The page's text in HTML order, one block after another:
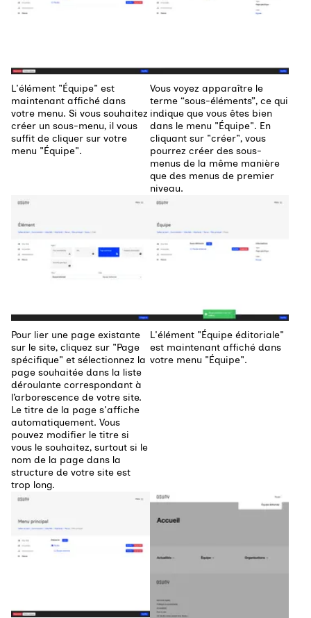
L'élément "Équipe" est
maintenant affiché dans
votre menu. Si vous souhaitez
créer un sous-menu, il vous
suffit de cliquer sur votre
menu "Équipe".
Vous voyez apparaître le
terme “sous-éléments”, ce qui
indique que vous êtes bien
dans le menu "Équipe". En
cliquant sur "créer", vous
pourrez créer des sous-
menus de la même manière
que des menus de premier
niveau.
Agrandir
Pour lier une page existante
sur le site, cliquez sur "Page
spécifique" et sélectionnez la
page souhaitée dans la liste
déroulante correspondant à
l’arborescence de votre site.
Le titre de la page s'affiche
automatiquement. Vous
pouvez modifier le titre si
vous le souhaitez, surtout si le
nom de la page dans la
structure de votre site est
trop long.
Agrandir
L'élément "Équipe éditoriale"
est maintenant affiché dans
votre menu "Équipe".
Agrandir Agrandir